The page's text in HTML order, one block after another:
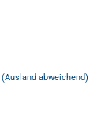
(Ausland abweichend)